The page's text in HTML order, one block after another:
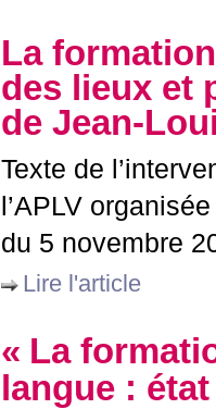
La
des lieux et
de Jean-
Texte de
l’APLV
du 5 novembre
Lire l'article
« La
langue :